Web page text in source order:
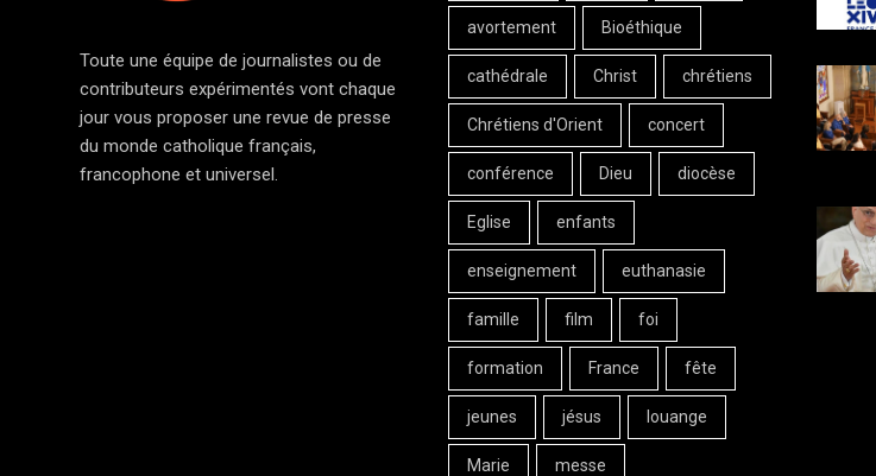
Toute une équipe de journalistes ou de
contributeurs expérimentés vont chaque
jour vous proposer une revue de presse
du monde catholique français,
francophone et universel.
avortement Bioéthique
cathédrale Christ chrétiens
Chrétiens d'Orient concert
conférence Dieu diocèse
Eglise enfants
enseignement euthanasie
famille film foi
formation France fête
jeunes jésus louange
Marie messe